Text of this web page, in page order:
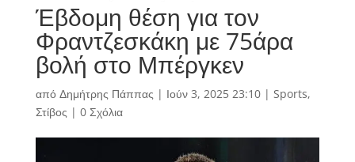
Έβδομη θέση για τον
Φραντζεσκάκη με 75άρα
βολή στο Μπέργκεν
από Δημήτρης Πάππας | Ιούν 3, 2025 23:10| Sports,
Στίβος | 0 Σχόλια